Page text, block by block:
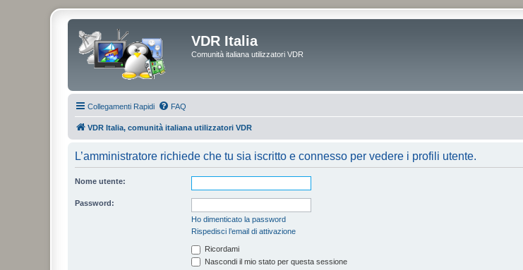
VDR Italia
Comunità italiana utilizzatori VDR
Collegamenti Rapidi FAQ
VDR Italia, comunità italiana utilizzatori VDR
L’amministratore richiede che tu sia iscritto e connesso per vedere i profili utente.
Nome utente:
Password:
Ho dimenticato la password
Rispedisci l’email di attivazione
Ricordami
Nascondi il mio stato per questa sessione